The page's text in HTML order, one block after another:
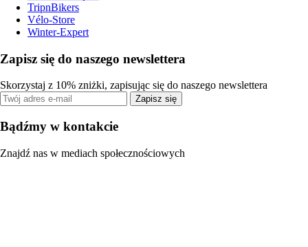
TripnBikers
Vélo-Store
Winter-Expert
Zapisz się do naszego newslettera
Skorzystaj z 10% zniżki, zapisując się do naszego newslettera
Zapisz się
Bądźmy w kontakcie
Znajdź nas w mediach społecznościowych